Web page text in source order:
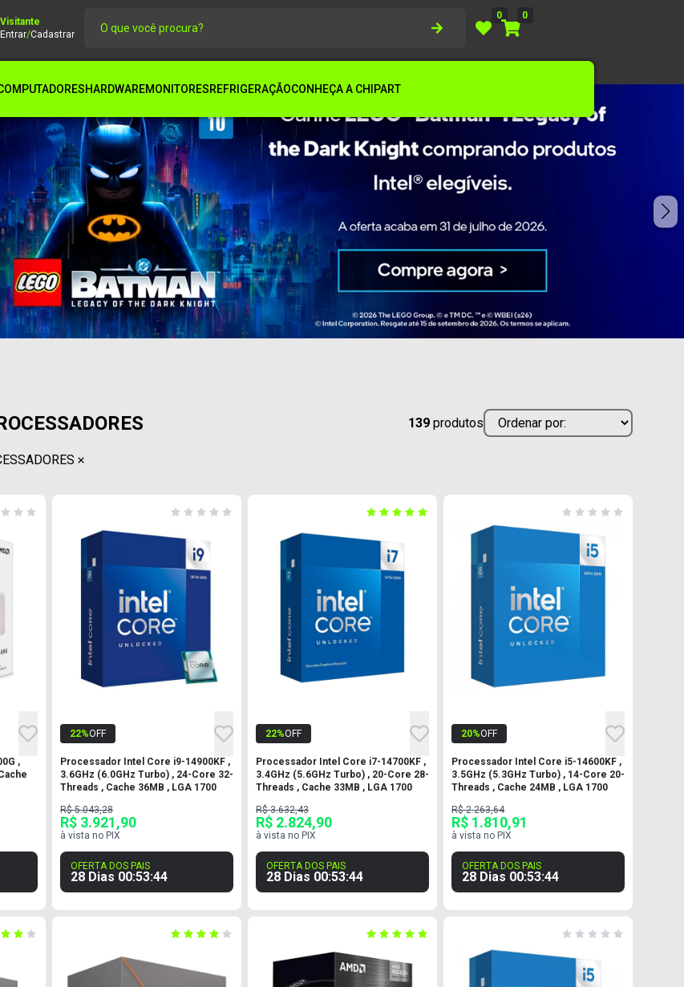
Visitante
Entrar/Cadastrar
0 0
HARDWAREMONITORESREFRIGERAÇÃOCONHEÇA A CHIPART
139 produtos
,
22%OFF
Processador Intel Core i9-14900KF ,
3.6GHz (6.0GHz Turbo) , 24-Core 32-
Threads , Cache 36MB , LGA 1700
R$ 5.043,28
R$ 3.921,90
à vista no PIX
OFERTA DOS PAIS
28 Dias 00:53:43
22%OFF
Processador Intel Core i7-14700KF ,
3.4GHz (5.6GHz Turbo) , 20-Core 28-
Threads , Cache 33MB , LGA 1700
R$ 3.632,43
R$ 2.824,90
à vista no PIX
OFERTA DOS PAIS
28 Dias 00:53:43
20%OFF
Processador Intel Core i5-14600KF ,
3.5GHz (5.3GHz Turbo) , 14-Core 20-
Threads , Cache 24MB , LGA 1700
R$ 2.263,64
R$ 1.810,91
à vista no PIX
OFERTA DOS PAIS
28 Dias 00:53:43